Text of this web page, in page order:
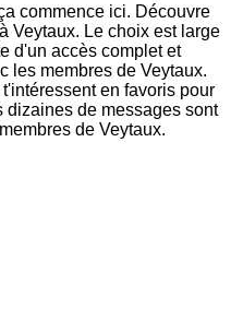
commence ici. Découvre
Veytaux. Le choix est large
d'un accès complet et
les membres de Veytaux.
en favoris pour
dizaines de messages sont
de Veytaux.